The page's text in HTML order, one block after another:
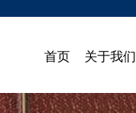
首页 关于我们